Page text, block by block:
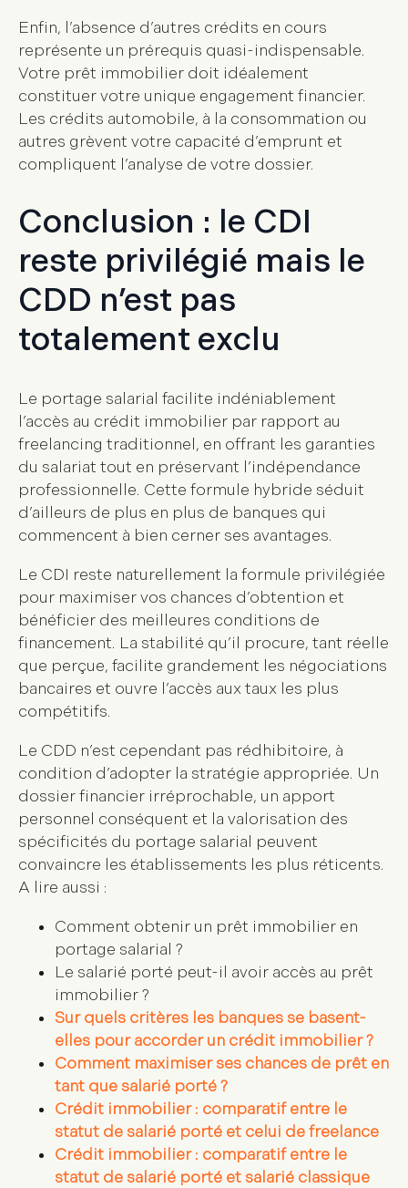
Enfin, l’absence d’autres crédits en cours
représente un prérequis quasi-indispensable.
Votre prêt immobilier doit idéalement
constituer votre unique engagement financier.
Les crédits automobile, à la consommation ou
autres grèvent votre capacité d’emprunt et
compliquent l’analyse de votre dossier.
Conclusion : le CDI
reste privilégié mais le
CDD n’est pas
totalement exclu
Le portage salarial facilite indéniablement
l’accès au crédit immobilier par rapport au
freelancing traditionnel, en offrant les garanties
du salariat tout en préservant l’indépendance
professionnelle. Cette formule hybride séduit
d’ailleurs de plus en plus de banques qui
commencent à bien cerner ses avantages.
Le CDI reste naturellement la formule privilégiée
pour maximiser vos chances d’obtention et
bénéficier des meilleures conditions de
financement. La stabilité qu’il procure, tant réelle
que perçue, facilite grandement les négociations
bancaires et ouvre l’accès aux taux les plus
compétitifs.
Le CDD n’est cependant pas rédhibitoire, à
condition d’adopter la stratégie appropriée. Un
dossier financier irréprochable, un apport
personnel conséquent et la valorisation des
spécificités du portage salarial peuvent
convaincre les établissements les plus réticents.
A lire aussi :
Comment obtenir un prêt immobilier en
portage salarial ?
Le salarié porté peut-il avoir accès au prêt
immobilier ?
Sur quels critères les banques se basent-
elles pour accorder un crédit immobilier ?
Comment maximiser ses chances de prêt en
tant que salarié porté ?
Crédit immobilier : comparatif entre le
statut de salarié porté et celui de freelance
Crédit immobilier : comparatif entre le
statut de salarié porté et salarié classique